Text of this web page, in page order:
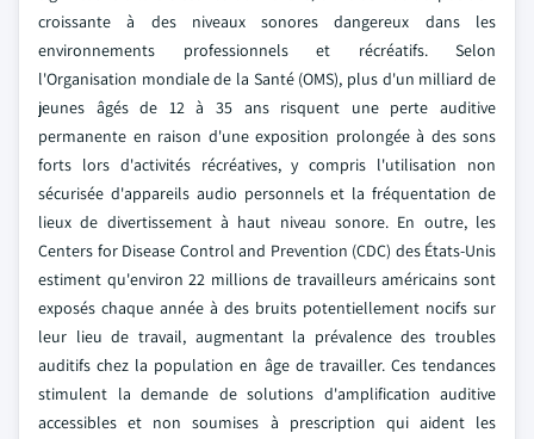
croissante à des niveaux sonores dangereux dans les
environnements professionnels et récréatifs. Selon
l'Organisation mondiale de la Santé (OMS), plus d'un milliard de
jeunes âgés de 12 à 35 ans risquent une perte auditive
permanente en raison d'une exposition prolongée à des sons
forts lors d'activités récréatives, y compris l'utilisation non
sécurisée d'appareils audio personnels et la fréquentation de
lieux de divertissement à haut niveau sonore. En outre, les
Centers for Disease Control and Prevention (CDC) des États-Unis
estiment qu'environ 22 millions de travailleurs américains sont
exposés chaque année à des bruits potentiellement nocifs sur
leur lieu de travail, augmentant la prévalence des troubles
auditifs chez la population en âge de travailler. Ces tendances
stimulent la demande de solutions d'amplification auditive
accessibles et non soumises à prescription qui aident les